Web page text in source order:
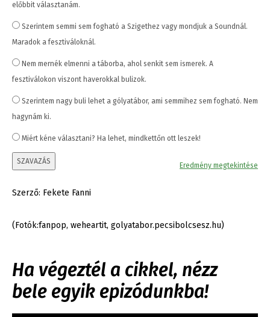
előbbit választanám.
Szerintem semmi sem fogható a Szigethez vagy mondjuk a Soundnál.
Maradok a fesztiváloknál.
Nem mernék elmenni a táborba, ahol senkit sem ismerek. A
fesztiválokon viszont haverokkal bulizok.
Szerintem nagy buli lehet a gólyatábor, ami semmihez sem fogható. Nem
hagynám ki.
Miért kéne választani? Ha lehet, mindkettőn ott leszek!
SZAVAZÁS Eredmény megtekintése
Szerző: Fekete Fanni
(Fotók:fanpop, weheartit, golyatabor.pecsibolcsesz.hu)
Ha végeztél a cikkel, nézz
bele egyik epizódunkba!